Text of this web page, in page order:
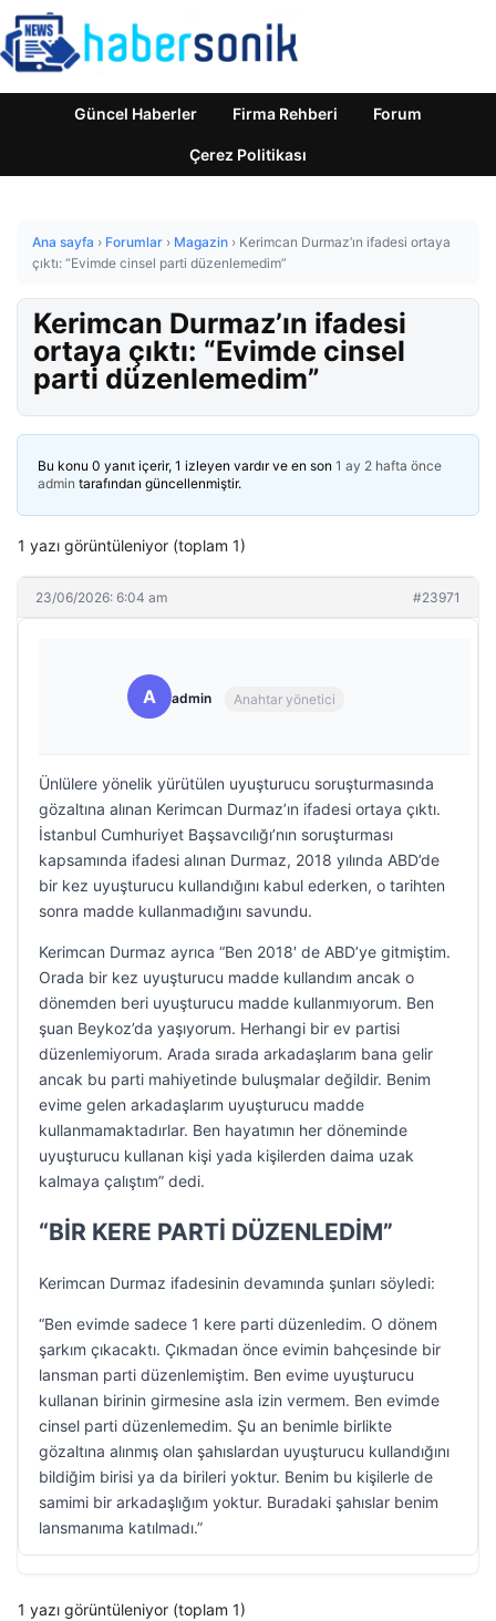
Güncel Haberler Firma Rehberi Forum
Çerez Politikası
Ana sayfa › Forumlar › Magazin › Kerimcan Durmaz’ın ifadesi ortaya
çıktı: “Evimde cinsel parti düzenlemedim”
Kerimcan Durmaz’ın ifadesi
ortaya çıktı: “Evimde cinsel
parti düzenlemedim”
Bu konu 0 yanıt içerir, 1 izleyen vardır ve en son 1 ay 2 hafta önce
admin tarafından güncellenmiştir.
1 yazı görüntüleniyor (toplam 1)
23/06/2026: 6:04 am #23971
A admin Anahtar yönetici
Ünlülere yönelik yürütülen uyuşturucu soruşturmasında
gözaltına alınan Kerimcan Durmaz’ın ifadesi ortaya çıktı.
İstanbul Cumhuriyet Başsavcılığı’nın soruşturması
kapsamında ifadesi alınan Durmaz, 2018 yılında ABD’de
bir kez uyuşturucu kullandığını kabul ederken, o tarihten
sonra madde kullanmadığını savundu.
Kerimcan Durmaz ayrıca “Ben 2018′ de ABD’ye gitmiştim.
Orada bir kez uyuşturucu madde kullandım ancak o
dönemden beri uyuşturucu madde kullanmıyorum. Ben
şuan Beykoz’da yaşıyorum. Herhangi bir ev partisi
düzenlemiyorum. Arada sırada arkadaşlarım bana gelir
ancak bu parti mahiyetinde buluşmalar değildir. Benim
evime gelen arkadaşlarım uyuşturucu madde
kullanmamaktadırlar. Ben hayatımın her döneminde
uyuşturucu kullanan kişi yada kişilerden daima uzak
kalmaya çalıştım” dedi.
“BİR KERE PARTİ DÜZENLEDİM”
Kerimcan Durmaz ifadesinin devamında şunları söyledi:
“Ben evimde sadece 1 kere parti düzenledim. O dönem
şarkım çıkacaktı. Çıkmadan önce evimin bahçesinde bir
lansman parti düzenlemiştim. Ben evime uyuşturucu
kullanan birinin girmesine asla izin vermem. Ben evimde
cinsel parti düzenlemedim. Şu an benimle birlikte
gözaltına alınmış olan şahıslardan uyuşturucu kullandığını
bildiğim birisi ya da birileri yoktur. Benim bu kişilerle de
samimi bir arkadaşlığım yoktur. Buradaki şahıslar benim
lansmanıma katılmadı.”
1 yazı görüntüleniyor (toplam 1)